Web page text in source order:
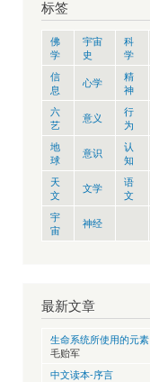
标签
佛
学
宇宙
史
科
学
信
息
心学
精
神
六
艺
意义
行
为
地
球
意识
认
知
天
文
文学
语
文
宇
宙
神经
最新文章
生命系统所使用的元素
毛贻军
中文读本-序言